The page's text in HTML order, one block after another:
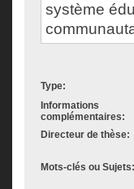
système
Type:
Informations
complémentaires:
Directeur de thèse:
Mots-clés ou Sujets: